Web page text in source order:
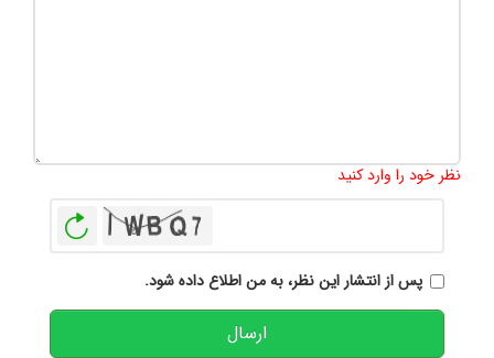
نظر خود را وارد کنید
پس از انتشار این نظر، به من اطلاع داده شود.
ارسال